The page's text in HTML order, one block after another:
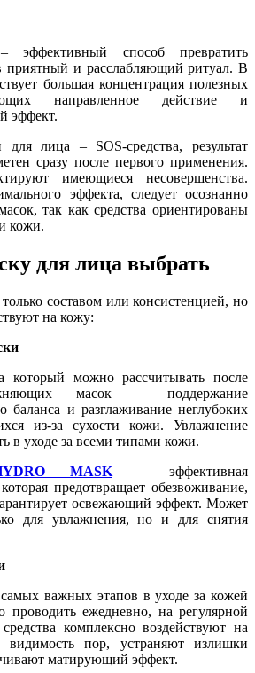
способ превратить
приятный и расслабляющий ритуал. В
большая концентрация полезных
направленное действие и
эффект.
лица – SOS-средства, результат
сразу после первого применения.
имеющиеся несовершенства.
эффекта, следует осознанно
так как средства ориентированы
кожи.
для лица выбрать
составом или консистенцией, но
на кожу:
который можно рассчитывать после
масок – поддержание
баланса и разглаживание неглубоких
из-за сухости кожи. Увлажнение
в уходе за всеми типами кожи.
MASK – эффективная
предотвращает обезвоживание,
освежающий эффект. Может
для увлажнения, но и для снятия
важных этапов в уходе за кожей
проводить ежедневно, на регулярной
комплексно воздействуют на
пор, устраняют излишки
матирующий эффект.